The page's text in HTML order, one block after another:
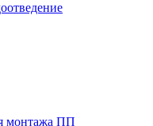
монтажа ПП